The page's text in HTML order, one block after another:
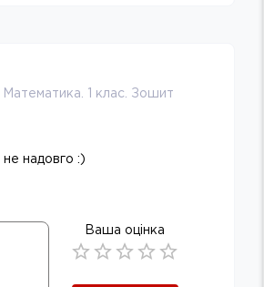
Математика. 1 клас. Зошит
не надовго :)
Ваша оцінка